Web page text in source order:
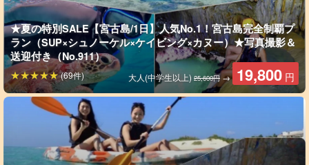
宮古島を代表する絶景ビーチで、話題の新感覚アクティビティ
『SUP』クルージングをします。
透明度抜群の海の上からでもカラフルな熱帯魚を見ることができ
ます。
★夏の特別SALE【宮古島/1日】人気No.1！宮古島完全制覇プ
ラン（SUP×シュノーケル×ケイビング×カヌー）★写真撮影＆
送迎付き（No.911）
大人(中学生以上) 25,600円→ 19,800 円
(69件)